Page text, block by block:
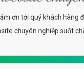
ơn tới quý khách hàng
chuyên nghiệp suốt